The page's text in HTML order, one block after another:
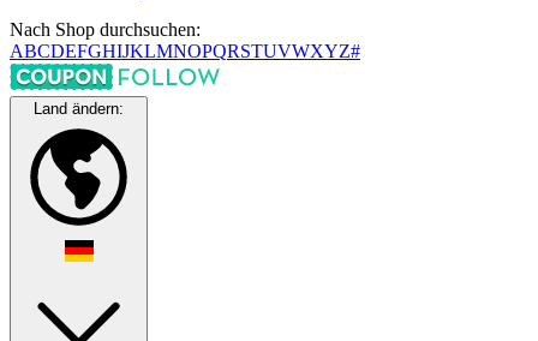
Nach Shop durchsuchen:
ABCDEFGHIJKLMNOPQRSTUVWXYZ#
Land ändern: